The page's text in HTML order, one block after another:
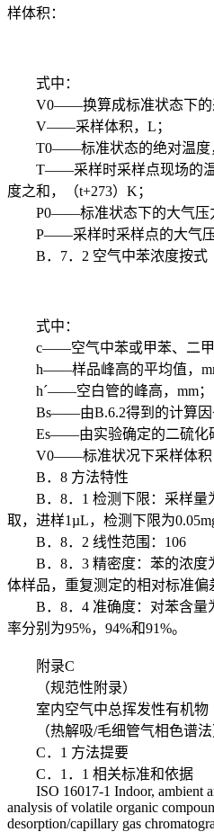
样体积：
式中：
V0——换算成标准状态下的
V——采样体积，L；
T0——标准状态的绝对温度
T——采样时采样点现场的温
度之和，（t+273）K；
P0——标准状态下的大气压力
P——采样时采样点的大气压
B．7．2 空气中苯浓度按式
式中：
c——空气中苯或甲苯、二甲
h——样品峰高的平均值，
hˊ——空白管的峰高，mm；
Bs——由B.6.2得到的计算因
Es——由实验确定的二硫化碳
V0——标准状况下采样体积
B．8 方法特性
B．8．1 检测下限：采样量
取，进样1µL，检测下限为
B．8．2 线性范围：106
B．8．3 精密度：苯的浓度
体样品，重复测定的相对标准偏
B．8．4 准确度：对苯含量
率分别为95%，94%和91%。
附录C
（规范性附录）
室内空气中总挥发性有机物
（热解吸/毛细管气相色谱法
C．1 方法提要
C．1．1 相关标准和依据
ISO 16017-1 Indoor, ambient
analysis of volatile organic
desorption/capillary gas